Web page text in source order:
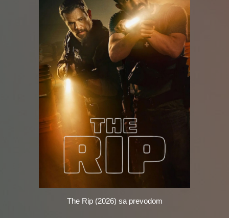
The Rip (2026) sa prevodom